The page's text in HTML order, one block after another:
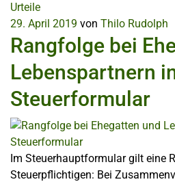
Urteile
29. April 2019 von Thilo Rudolph
Rangfolge bei
Lebenspartnern
Steuerformular
Im Steuerhauptformular gilt eine
Steuerpflichtigen: Bei